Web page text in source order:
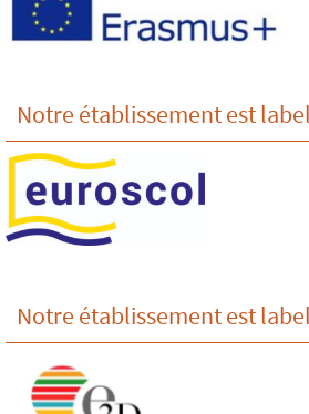
Notre établissement est
Notre établissement est